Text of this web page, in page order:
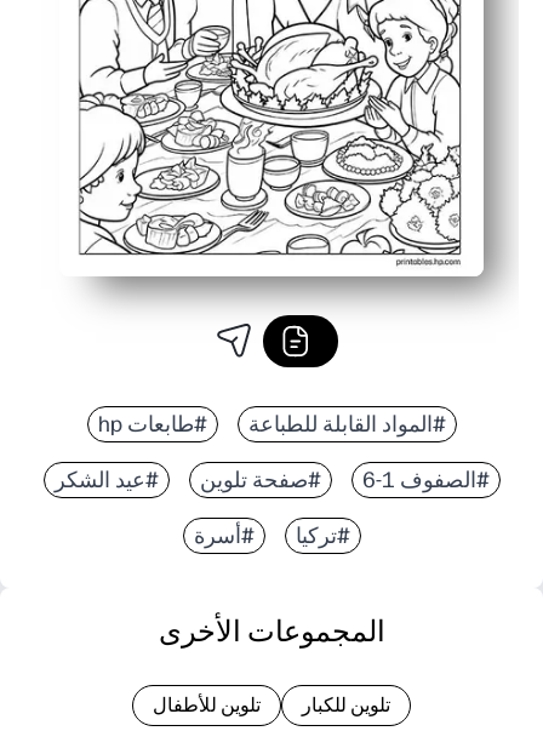
#المواد القابلة للطباعة #طابعات hp
#الصفوف 1-6 #صفحة تلوين #عيد الشكر
#تركيا #أسرة
المجموعات الأخرى
تلوين للكبار تلوين للأطفال